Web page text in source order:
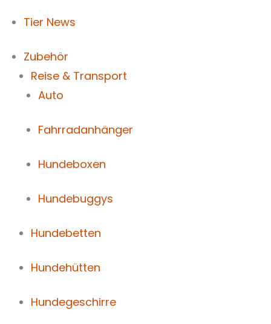
Tier News
Zubehör
Reise & Transport
Auto
Fahrradanhänger
Hundeboxen
Hundebuggys
Hundebetten
Hundehütten
Hundegeschirre